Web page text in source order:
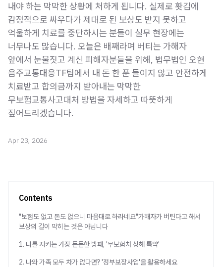
내야 하는 막막한 상황에 처하게 됩니다. 실제로 홧김에
감정적으로 싸우다가 제대로 된 보상도 받지 못하고
억울하게 치료를 중단하시는 분들이 실무 현장에는
너무나도 많습니다. 오늘은 배째라며 버티는 가해자
앞에서 눈물짓고 계신 피해자분들을 위해, 법무법인 오현
음주교통대응TF팀에서 내 돈 한 푼 들이지 않고 안전하게
치료받고 합의금까지 받아내는 막막한
무보험교통사고대처 방법을 자세하고 따뜻하게
짚어드리겠습니다.
Apr 23, 2026
Contents
"보험도 없고 돈도 없으니 마음대로 하라네요"가해자가 버틴다고 해서
보상의 길이 막히는 것은 아닙니다
1. 나를 지키는 가장 든든한 방패, '무보험차 상해 특약'
2. 나와 가족 모두 차가 없다면? '정부보장사업'을 활용하세요